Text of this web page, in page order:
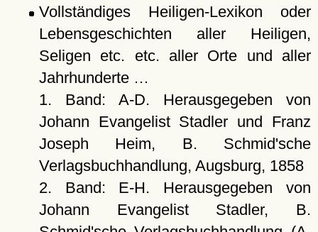
Vollständiges Heiligen-Lexikon oder
Lebensgeschichten aller Heiligen,
Seligen etc. etc. aller Orte und aller
Jahrhunderte …
1. Band: A-D. Herausgegeben von
Johann Evangelist Stadler und Franz
Joseph Heim, B. Schmid'sche
Verlagsbuchhandlung, Augsburg, 1858
2. Band: E-H. Herausgegeben von
Johann Evangelist Stadler, B.